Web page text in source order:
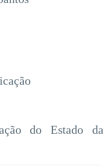
do Estado da